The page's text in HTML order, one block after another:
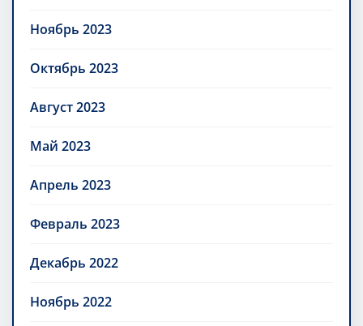
Ноябрь 2023
Октябрь 2023
Август 2023
Май 2023
Апрель 2023
Февраль 2023
Декабрь 2022
Ноябрь 2022